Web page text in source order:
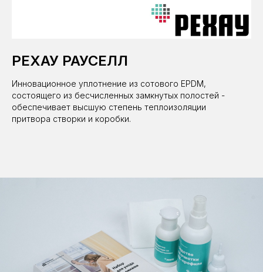
РЕХАУ РАУСЕЛЛ
Инновационное уплотнение из сотового EPDM,
состоящего из бесчисленных замкнутых полостей -
обеспечивает высшую степень теплоизоляции
притвора створки и коробки.